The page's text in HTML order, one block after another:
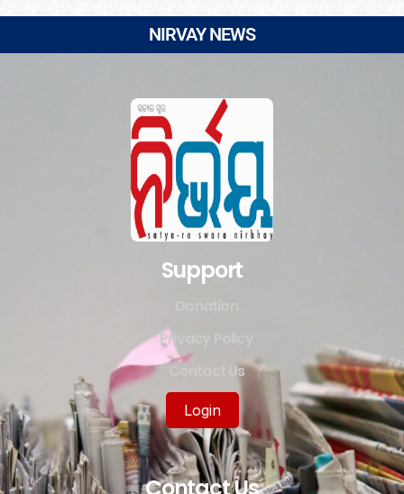
NIRVAY NEWS
Support
Privacy Policy
Contact Us
Login
Contact Us